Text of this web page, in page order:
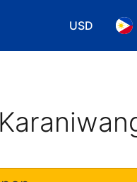
USD
Pumili ng